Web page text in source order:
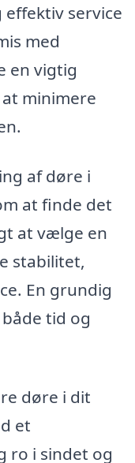
service
med
en vigtig
minimere
af døre i
at finde det
at vælge en
stabilitet,
En grundig
tid og
døre i dit
et
ro i sindet og